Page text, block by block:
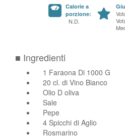
Calorie a
porzione:
N.D.
■ Ingredienti
1 Faraona Di 1000 G
20 cl. di Vino Bianco
Olio D oliva
Sale
Pepe
4 Spicchi di Aglio
Rosmarino